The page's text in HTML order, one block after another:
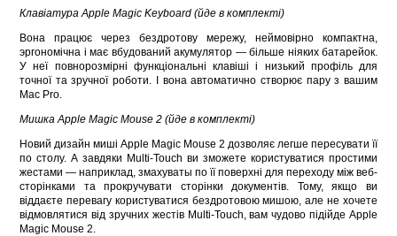
Клавіатура Apple Magic Keyboard (йде в комплекті)
Вона працює через бездротову мережу, неймовірно компактна,
эргономічна і має вбудований акумулятор — більше ніяких батарейок.
У неї повнорозмірні функціональні клавіші і низький профіль для
точної та зручної роботи. І вона автоматично створює пару з вашим
Mac Pro.
Мишка Apple Magic Mouse 2 (йде в комплекті)
Новий дизайн миші Apple Magic Mouse 2 дозволяє легше пересувати її
по столу. А завдяки Multi-Touch ви зможете користуватися простими
жестами — наприклад, змахуваты по її поверхні для переходу між веб-
сторінками та прокручувати сторінки документів. Тому, якщо ви
віддаєте перевагу користуватися бездротовою мишою, але не хочете
відмовлятися від зручних жестів Multi-Touch, вам чудово підійде Apple
Magic Mouse 2.